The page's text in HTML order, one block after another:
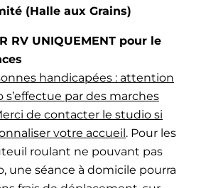
(Halle aux Grains)
RV UNIQUEMENT pour le
handicapées : attention
s’effectue par des marches
de contacter le studio si
votre accueil. Pour les
roulant ne pouvant pas
une séance à domicile pourra